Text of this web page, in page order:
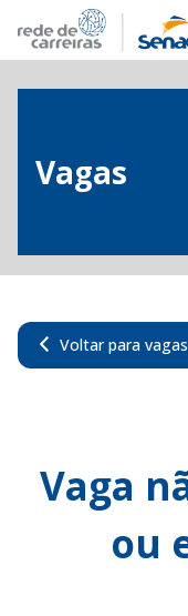
Vagas
Voltar para vagas
Vaga
ou